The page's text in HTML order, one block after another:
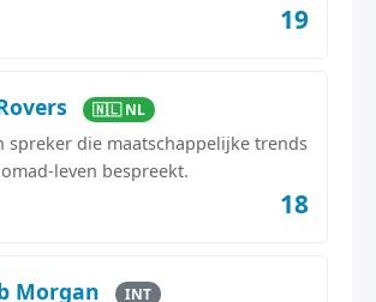
19
🇳🇱 NL
spreker die maatschappelijke trends
leven bespreekt.
18
Morgan INT